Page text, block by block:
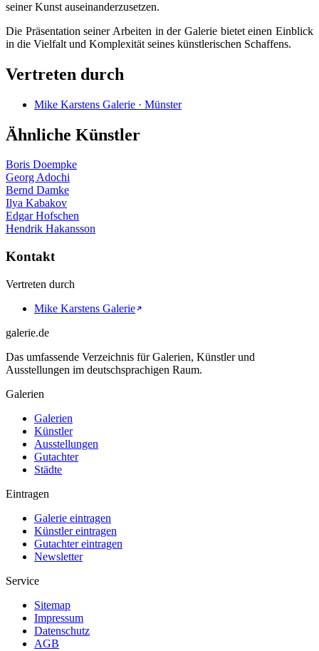
seiner Kunst auseinanderzusetzen.
Die Präsentation seiner Arbeiten in der Galerie bietet einen Einblick
in die Vielfalt und Komplexität seines künstlerischen Schaffens.
Vertreten durch
Mike Karstens Galerie · Münster
Ähnliche Künstler
Boris Doempke
Georg Adochi
Bernd Damke
Ilya Kabakov
Edgar Hofschen
Hendrik Hakansson
Kontakt
Vertreten durch
Mike Karstens Galerie
galerie.de
Das umfassende Verzeichnis für Galerien, Künstler und
Ausstellungen im deutschsprachigen Raum.
Galerien
Galerien
Künstler
Ausstellungen
Gutachter
Städte
Eintragen
Galerie eintragen
Künstler eintragen
Gutachter eintragen
Newsletter
Service
Sitemap
Impressum
Datenschutz
AGB